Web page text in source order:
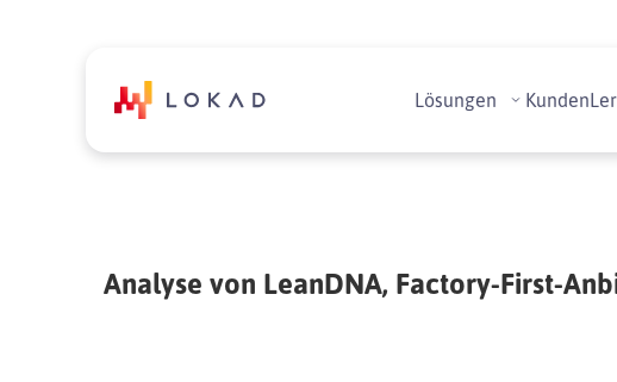
Lösungen Kunden
Analyse von LeanDNA, Factory-First-